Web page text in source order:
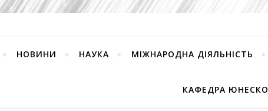
НОВИНИ НАУКА МІЖНАРОДНА ДІЯЛЬНІСТЬ
КАФЕДРА ЮНЕСКО